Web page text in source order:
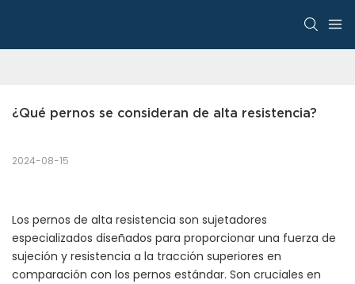
¿Qué pernos se consideran de alta resistencia?
2024-08-15
Los pernos de alta resistencia son sujetadores
especializados diseñados para proporcionar una fuerza de
sujeción y resistencia a la tracción superiores en
comparación con los pernos estándar. Son cruciales en